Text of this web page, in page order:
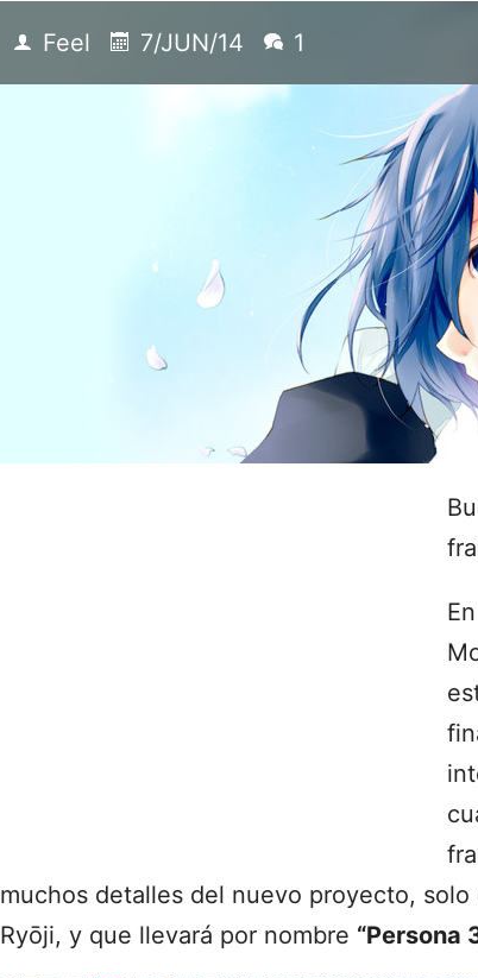
Feel 7/JUN/14 1
muchos detalles del nuevo proyecto,
Ryōji, y que llevará por nombre “Persona